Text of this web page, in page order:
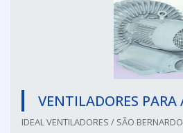
VENTILADORES PARA
IDEAL VENTILADORES / SÃO